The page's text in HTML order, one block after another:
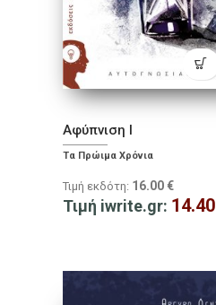
Αφύπνιση Ι
Τα Πρώιμα Χρόνια
Τιμή εκδότη: 16.00 €
Τιμή iwrite.gr: 14.40